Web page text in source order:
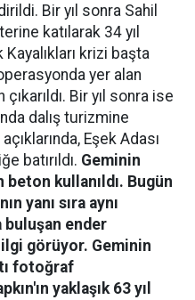
Bir yıl sonra Sahil
katılarak 34 yıl
krizi başta
yer alan
Bir yıl sonra ise
dalış turizmine
Eşek Adası
batırıldı. Geminin
beton kullanıldı. Bugün
yanı sıra aynı
buluşan ender
görüyor. Geminin
fotoğraf
yaklaşık 63 yıl